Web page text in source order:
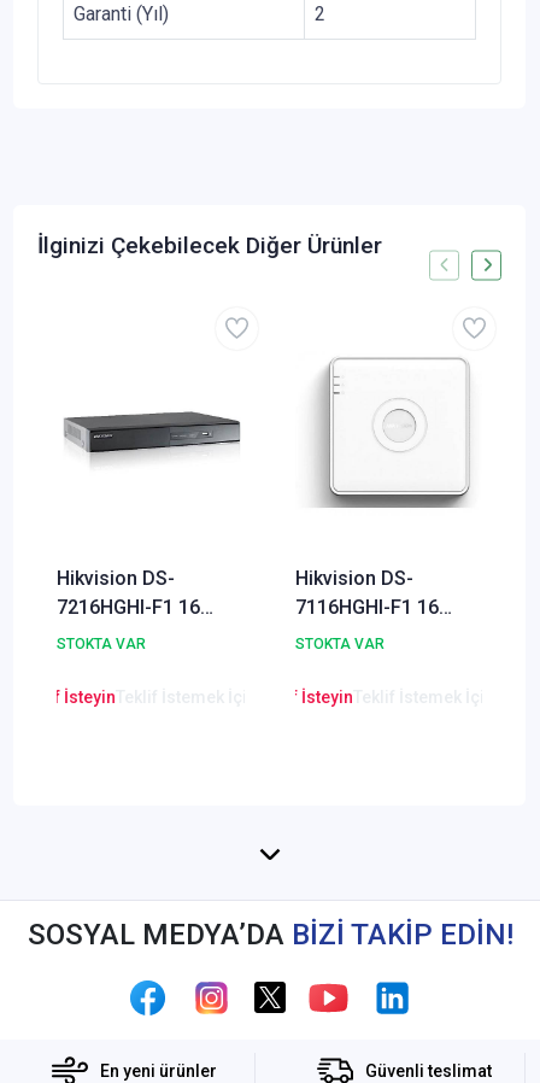
Garanti (Yıl) 2
İlginizi Çekebilecek Diğer Ürünler
Hikvision DS-
7216HGHI-F1 16
Kanal HDTVI DVR
STOKTA VAR
Teklif İsteyin Teklif İstemek İçin Tıklayınız
Hikvision DS-
7116HGHI-F1 16
Kanal DVR Kamera
STOKTA VAR
Lütfen Teklif İsteyin
SOSYAL MEDYA’DA BİZİ TAKİP EDİN!
En yeni ürünler Güvenli teslimat